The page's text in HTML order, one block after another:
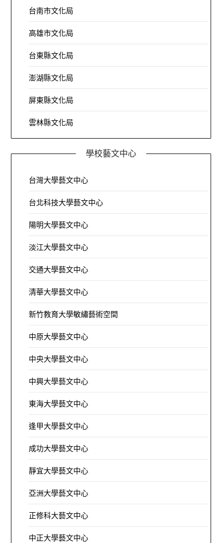
台南市文化局
高雄市文化局
台東縣文化局
澎湖縣文化局
屏東縣文化局
雲林縣文化局
學校藝文中心
台灣大學藝文中心
台北科技大學藝文中心
陽明大學藝文中心
淡江大學藝文中心
交通大學藝文中心
清華大學藝文中心
新竹教育大學敏繡藝術空間
中原大學藝文中心
中央大學藝文中心
中興大學藝文中心
東海大學藝文中心
逢甲大學藝文中心
成功大學藝文中心
靜宜大學藝文中心
亞洲大學藝文中心
正修科大藝文中心
中正大學藝文中心